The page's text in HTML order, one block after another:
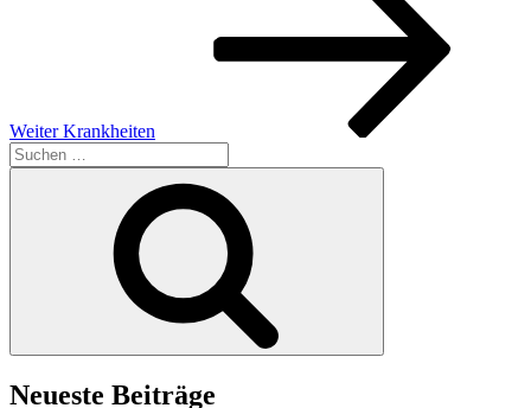
Weiter Krankheiten
Suchen
nach:
Neueste Beiträge